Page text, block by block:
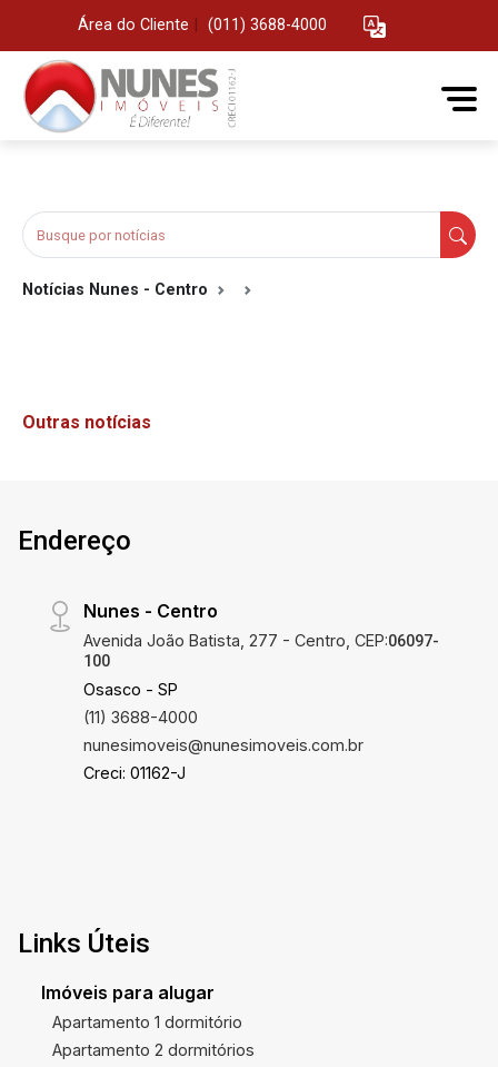
Área do Cliente (011) 3688-4000
Notícias Nunes - Centro
Outras notícias
Endereço
Nunes - Centro
Avenida João Batista, 277 - Centro, CEP:06097-
100
Osasco - SP
(11) 3688-4000
nunesimoveis@nunesimoveis.com.br
Creci: 01162-J
Links Úteis
Imóveis para alugar
Apartamento 1 dormitório
Apartamento 2 dormitórios